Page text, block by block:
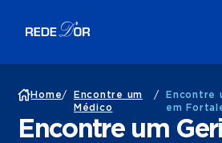
Home/
Encontre um
Médico
/
Encontre
em
Encontre um